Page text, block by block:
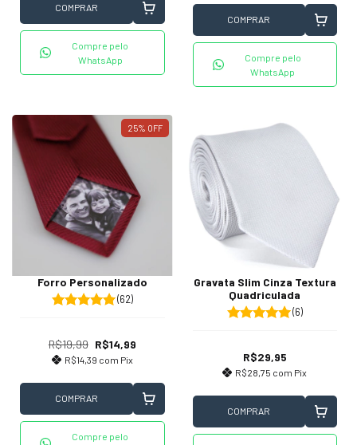
COMPRAR
Compre pelo
WhatsApp
COMPRAR
Compre pelo
WhatsApp
25% OFF
Forro Personalizado
(62)
R$19,99 R$14,99
R$14,39 com Pix
COMPRAR
Compre pelo
Gravata Slim Cinza Textura
Quadriculada
(6)
R$29,95
R$28,75 com Pix
COMPRAR